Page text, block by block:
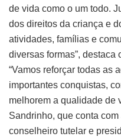
de vida como o um todo.
dos direitos da criança e
atividades, famílias e
diversas formas”,
“Vamos reforçar todas as
importantes conquistas,
melhorem a qualidade de
Sandrinho, que conta
conselheiro tutelar e